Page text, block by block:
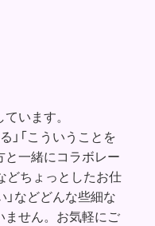
います。
」「こういうことを
一緒にコラボレー
どちょっとしたお仕
」などどんな些細な
ません。お気軽にご